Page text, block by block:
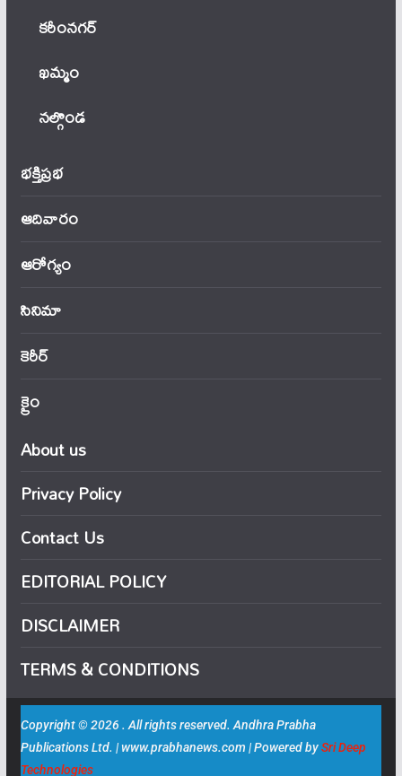
కరీంనగర్
ఖ‌మ్మం
నల్గొండ
భక్తిప్రభ
ఆదివారం
ఆరోగ్యం
సినిమా
కెరీర్
క్రైం
About us
Privacy Policy
Contact Us
EDITORIAL POLICY
DISCLAIMER
TERMS & CONDITIONS
Copyright © 2026 . All rights reserved. Andhra Prabha
Publications Ltd. | www.prabhanews.com | Powered bySri Deep
Technologies